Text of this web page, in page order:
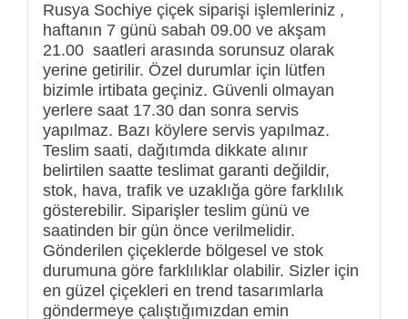
Rusya Sochiye çiçek siparişi işlemleriniz ,
haftanın 7 günü sabah 09.00 ve akşam
21.00 saatleri arasında sorunsuz olarak
yerine getirilir. Özel durumlar için lütfen
bizimle irtibata geçiniz. Güvenli olmayan
yerlere saat 17.30 dan sonra servis
yapılmaz. Bazı köylere servis yapılmaz.
Teslim saati, dağıtımda dikkate alınır
belirtilen saatte teslimat garanti değildir,
stok, hava, trafik ve uzaklığa göre farklılık
gösterebilir. Siparişler teslim günü ve
saatinden bir gün önce verilmelidir.
Gönderilen çiçeklerde bölgesel ve stok
durumuna göre farklılıklar olabilir. Sizler için
en güzel çiçekleri en trend tasarımlarla
göndermeye çalıştığımızdan emin